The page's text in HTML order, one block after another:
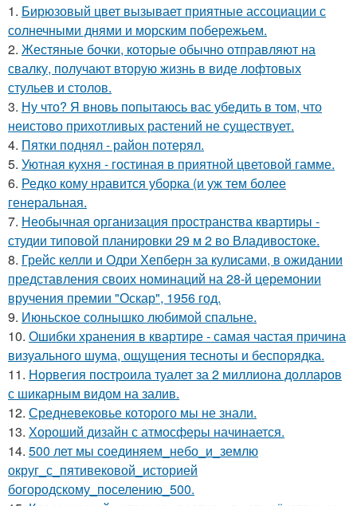
1. Бирюзовый цвет вызывает приятные ассоциации с
солнечными днями и морским побережьем.
2. Жестяные бочки, которые обычно отправляют на
свалку, получают вторую жизнь в виде лофтовых
стульев и столов.
3. Ну что? Я вновь попытаюсь вас убедить в том, что
неистово прихотливых растений не существует.
4. Пятки поднял - район потерял.
5. Уютная кухня - гостиная в приятной цветовой гамме.
6. Редко кому нравится уборка (и уж тем более
генеральная.
7. Необычная организация пространства квартиры -
студии типовой планировки 29 м 2 во Владивостоке.
8. Грейс келли и Одри Хепберн за кулисами, в ожидании
представления своих номинаций на 28-й церемонии
вручения премии "Оскар", 1956 год.
9. Июньское солнышко любимой спальне.
10. Ошибки хранения в квартире - самая частая причина
визуального шума, ощущения тесноты и беспорядка.
11. Норвегия построила туалет за 2 миллиона долларов
с шикарным видом на залив.
12. Средневековье которого мы не знали.
13. Хороший дизайн с атмосферы начинается.
14. 500 лет мы соединяем_небо_и_землю
округ_с_пятивековой_историей
богородскому_поселению_500.